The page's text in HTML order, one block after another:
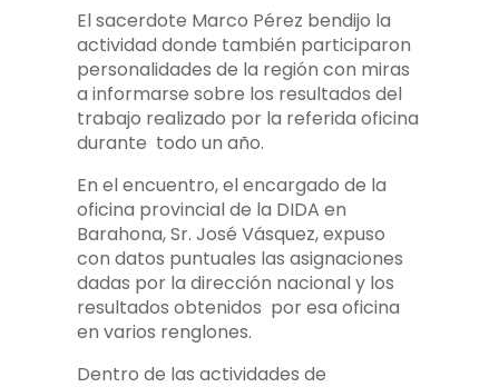
El sacerdote Marco Pérez bendijo la
actividad donde también participaron
personalidades de la región con miras
a informarse sobre los resultados del
trabajo realizado por la referida oficina
durante todo un año.
En el encuentro, el encargado de la
oficina provincial de la DIDA en
Barahona, Sr. José Vásquez, expuso
con datos puntuales las asignaciones
dadas por la dirección nacional y los
resultados obtenidos por esa oficina
en varios renglones.
Dentro de las actividades de